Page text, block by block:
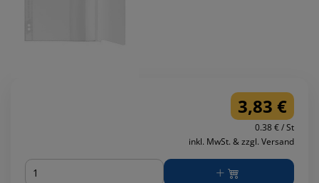
3,83 €
0.38 € / St
inkl. MwSt. & zzgl. Versand
Menge